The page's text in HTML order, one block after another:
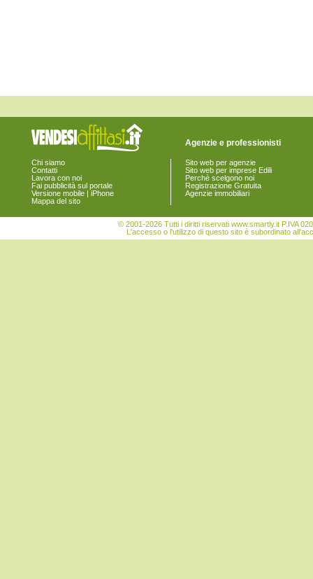
Serramonacesca
Spoltore
Torre de' Passeri
Turrivalignani
Villa Celiera
Chi siamo
Contatti
Lavora con noi
Fai pubblicità sul portale
Versione mobile | iPhone
Mappa del sito
Agenzie e professionisti
Sito web per agenzie
Sito web per imprese Edili
Perchè scelgono noi
Registrazione Gratuita
Agenzie immobiliari
© 2001-2026 Tutti i diritti riservati www.smartly.it P.IVA
L'accesso o l'utilizzo di questo sito è subordinato